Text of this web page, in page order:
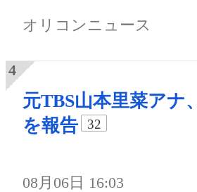
オリコンニュース
元TBS山本里菜アナ
を報告
32
08月06日 16:03